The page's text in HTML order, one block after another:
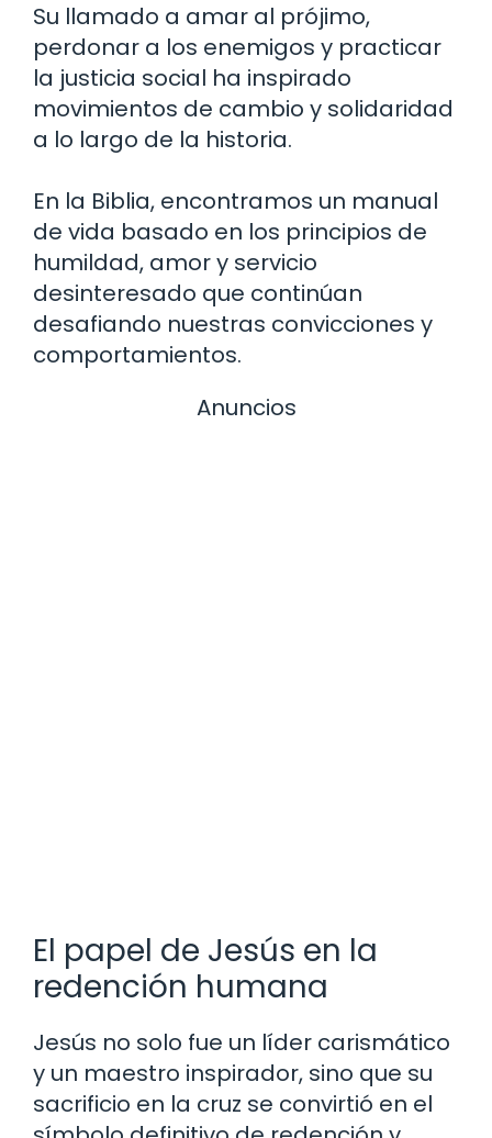
Su llamado a amar al prójimo,
perdonar a los enemigos y practicar
la justicia social ha inspirado
movimientos de cambio y solidaridad
a lo largo de la historia.
En la Biblia, encontramos un manual
de vida basado en los principios de
humildad, amor y servicio
desinteresado que continúan
desafiando nuestras convicciones y
comportamientos.
Anuncios
El papel de Jesús en la
redención humana
Jesús no solo fue un líder carismático
y un maestro inspirador, sino que su
sacrificio en la cruz se convirtió en el